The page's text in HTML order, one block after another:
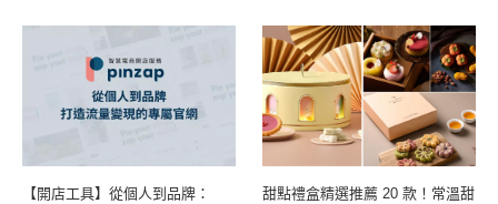
【開店工具】從個人到品牌：
甜點禮盒精選推薦 20 款！常溫甜